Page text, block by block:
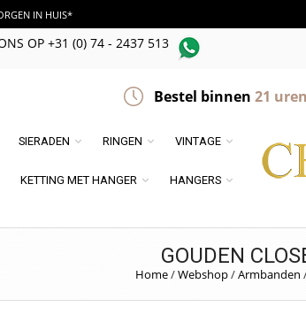
IN HUIS*
OP +31 (0) 74 - 2437 513
Bestel binnen 21
SIERADEN RINGEN VINTAGE
KETTING MET HANGER HANGERS
GOUDEN
Home/Webshop/Armbanden